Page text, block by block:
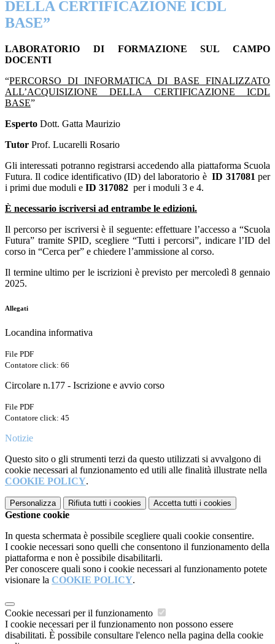
DELLA CERTIFICAZIONE ICDL
BASE”
LABORATORIO DI FORMAZIONE SUL CAMPO
DOCENTI
“PERCORSO DI INFORMATICA DI BASE FINALIZZATO
ALL’ACQUISIZIONE DELLA CERTIFICAZIONE ICDL
BASE”
Esperto Dott. Gatta Maurizio
Tutor Prof. Lucarelli Rosario
Gli interessati potranno registrarsi accedendo alla piattaforma Scuola
Futura. Il codice identificativo (ID) del laboratorio èID 317081 per
i primi due moduli e ID 317082 per i moduli 3 e 4.
È necessario iscriversi ad entrambe le edizioni.
Il percorso per iscriversi è il seguente: effettuare l’accesso a “Scuola
Futura” tramite SPID, scegliere “Tutti i percorsi”, indicare l’ID del
corso in “Cerca per” e chiedere l’ammissione al corso.
Il termine ultimo per le iscrizioni è previsto per mercoledì 8 gennaio
2025.
Allegati
Locandina informativa
File PDF
Contatore click: 66
Circolare n.177 - Iscrizione e avvio corso
File PDF
Contatore click: 45
Notizie
Questo sito o gli strumenti terzi da questo utilizzati si avvalgono di
cookie necessari al funzionamento ed utili alle finalità illustrate nella
COOKIE POLICY.
Personalizza Rifiuta tutti i cookies Accetta tutti i cookies
Gestione cookie
In questa schermata è possibile scegliere quali cookie consentire.
I cookie necessari sono quelli che consentono il funzionamento della
piattaforma e non è possibile disabilitarli.
Per conoscere quali sono i cookie necessari al funzionamento potete
visionare la COOKIE POLICY.
Cookie necessari per il funzionamento
I cookie necessari per il funzionamento non possono essere
disabilitati. È possibile consultare l'elenco nella pagina della cookie